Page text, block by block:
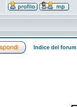
Indice del forum